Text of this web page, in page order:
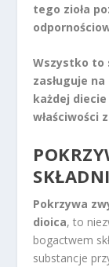
tego zioła
Wszystko to
zasługuje
każdej
właściwości
Pokrzywa
dioica, to
bogactwem
substancje